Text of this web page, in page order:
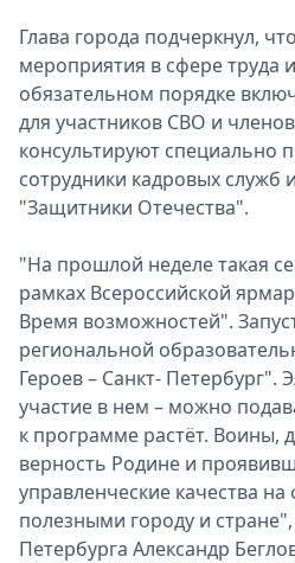
О
Metro
Стримы
Спецпроекты
Звезды
Выборы
Скачай
Metro
Глава города подчеркнул,
мероприятия в сфере труда
обязательном порядке
для участников СВО и
консультируют специально
сотрудники кадровых служб
"Защитники Отечества".
"На прошлой неделе такая
рамках Всероссийской
Время возможностей".
региональной
Героев – Санкт- Петербург".
участие в нем – можно
к программе растёт. Воины,
верность Родине и
управленческие качества
полезными городу и
Петербурга Александр